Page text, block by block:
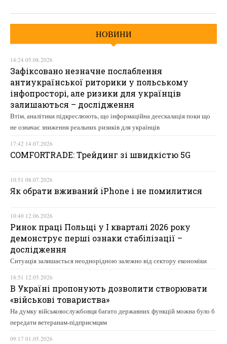
НОВИНИ
14:24 05.08.2026
Зафіксовано незначне послаблення
антиукраїнської риторики у польському
інфопросторі, але ризики для українців
залишаються – дослідження
Втім, аналітики підкреслюють, що інформаційна деескалація поки що
не означає зниження реальних ризиків для українців
17:42 14.07.2026
COMFORTRADE: Трейдинг зі швидкістю 5G
10:51 08.07.2026
Як обрати вживаний iPhone і не помилитися
10:40 12.06.2026
Ринок праці Польщі у І кварталі 2026 року
демонструє перші ознаки стабілізації –
дослідження
Ситуація залишається неоднорідною залежно від сектору економіки
18:51 12.05.2026
В Україні пропонують дозволити створювати
«військові товариства»
На думку військовослужбовця багато державних функцій можна було б
передати ветеранам-підприємцям
09:17 01.05.2026